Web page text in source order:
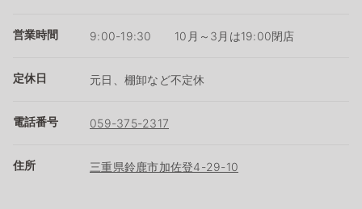
営業時間 9:00-19:30 10月～3月は19:00閉店
定休日 元日、棚卸など不定休
電話番号 059-375-2317
住所 三重県鈴鹿市加佐登4-29-10